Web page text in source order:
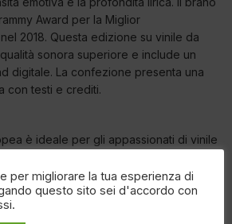
Award per la Miglior
2018. Questa edizione su vinile da
sonora superiore e include un
digitale. La confezione presenta una
con testi e crediti.
è ideale per gli appassionati di vinile
collezione, con una qualità sonora
performance originali di Leonard
per migliorare la tua esperienza di
questo sito sei d'accordo con